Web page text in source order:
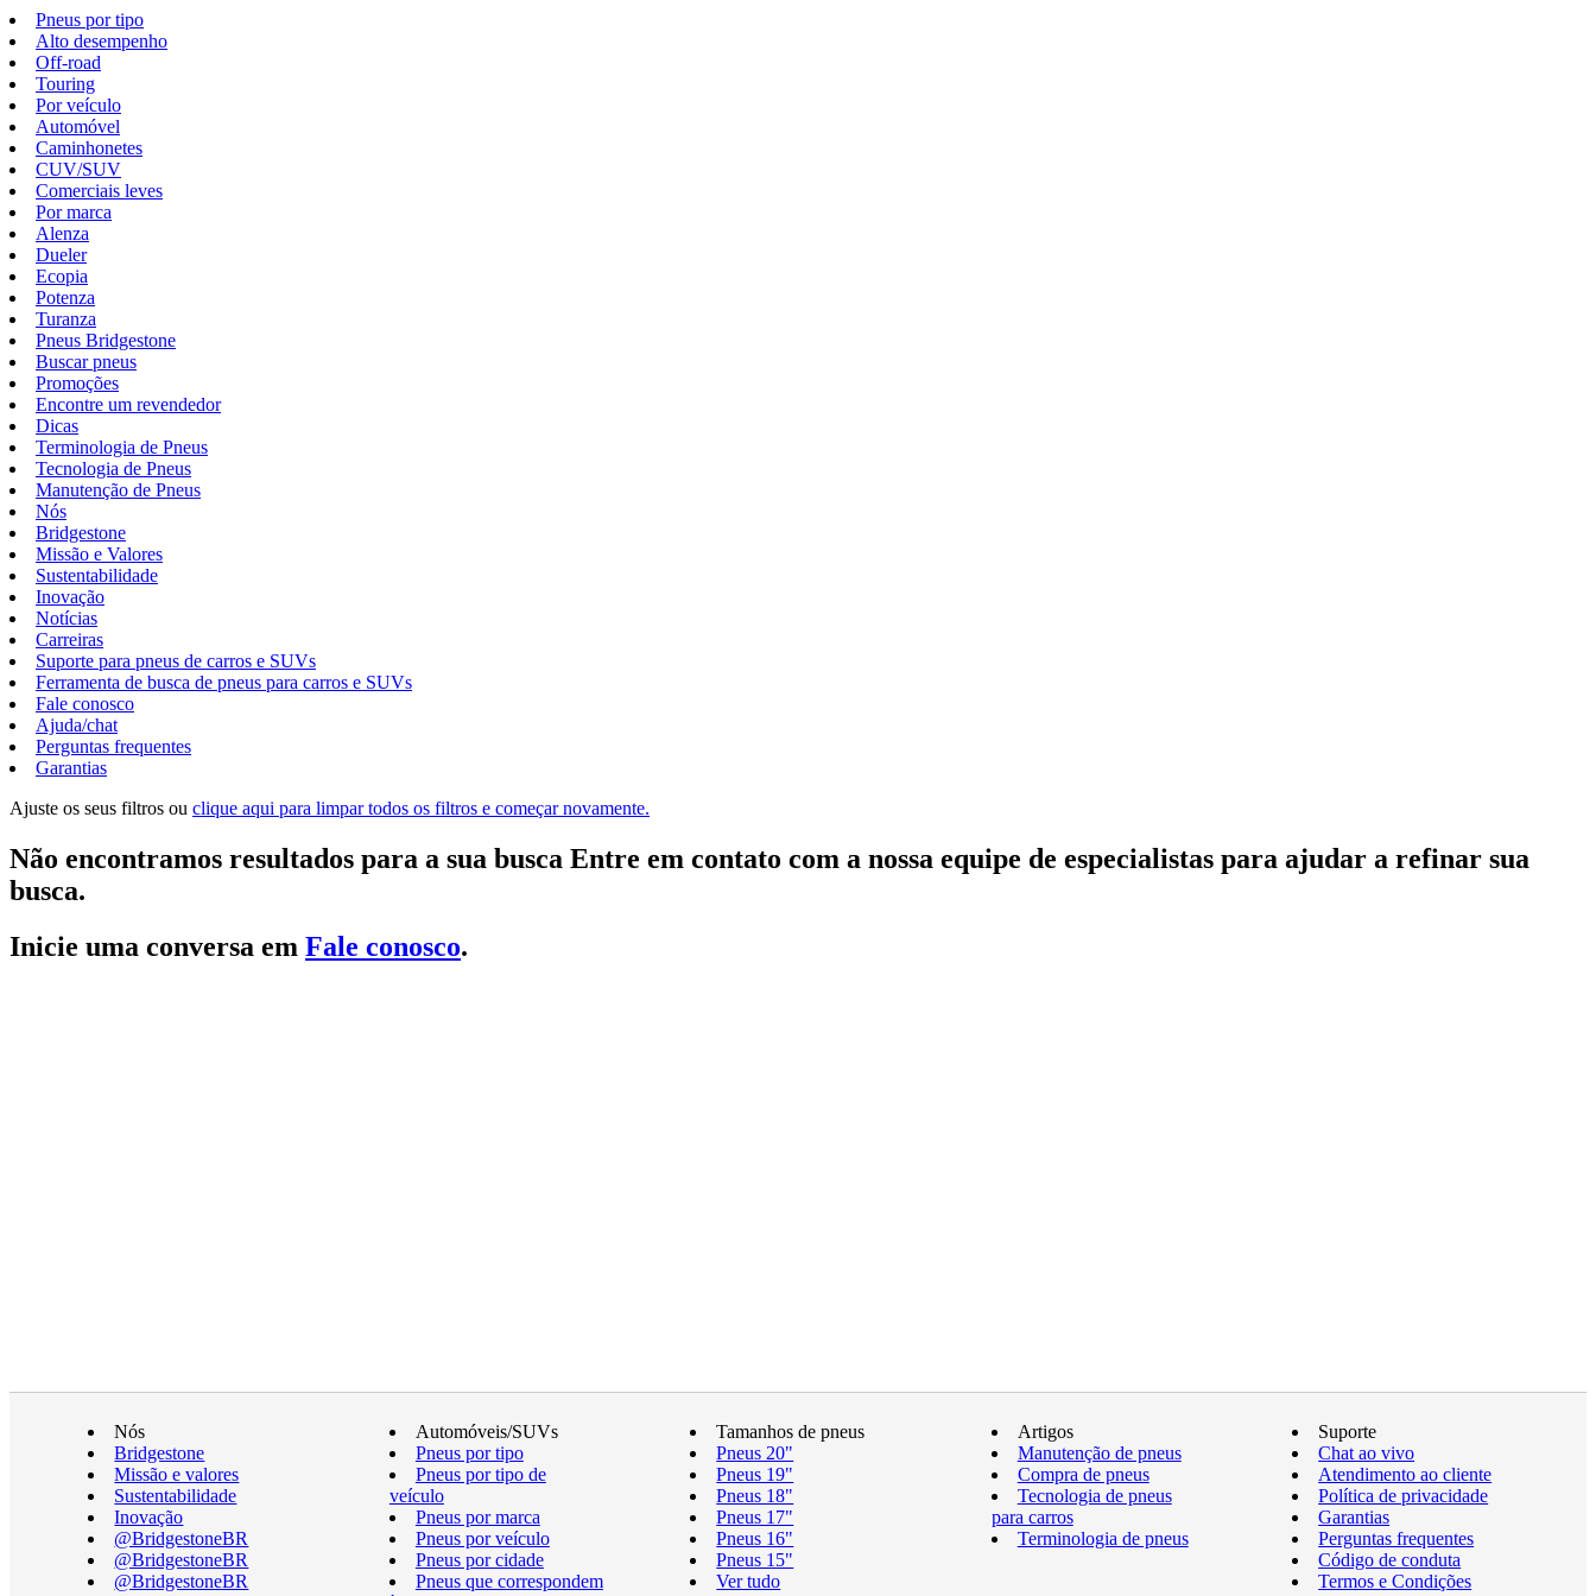
Pneus por tipo
Alto desempenho
Off-road
Touring
Por veículo
Automóvel
Caminhonetes
CUV/SUV
Comerciais leves
Por marca
Alenza
Dueler
Ecopia
Potenza
Turanza
Pneus Bridgestone
Buscar pneus
Promoções
Encontre um revendedor
Dicas
Terminologia de Pneus
Tecnologia de Pneus
Manutenção de Pneus
Nós
Bridgestone
Missão e Valores
Sustentabilidade
Inovação
Notícias
Carreiras
Suporte para pneus de carros e SUVs
Ferramenta de busca de pneus para carros e SUVs
Fale conosco
Ajuda/chat
Perguntas frequentes
Garantias
Ajuste os seus filtros ou clique aqui para limpar todos os filtros e começar novamente.
Não encontramos resultados para a sua busca Entre em contato com a nossa equipe de especialistas para ajudar a refinar sua
busca.
Inicie uma conversa em Fale conosco.
Nós
Bridgestone
Missão e valores
Sustentabilidade
Inovação
@BridgestoneBR
@BridgestoneBR
@BridgestoneBR
Automóveis/SUVs
Pneus por tipo
Pneus por tipo de
veículo
Pneus por marca
Pneus por veículo
Pneus por cidade
Pneus que correspondem
Tamanhos de pneus
Pneus 20"
Pneus 19"
Pneus 18"
Pneus 17"
Pneus 16"
Pneus 15"
Ver tudo
Artigos
Manutenção de pneus
Compra de pneus
Tecnologia de pneus
para carros
Terminologia de pneus
Suporte
Chat ao vivo
Atendimento ao cliente
Política de privacidade
Garantias
Perguntas frequentes
Código de conduta
Termos e Condições